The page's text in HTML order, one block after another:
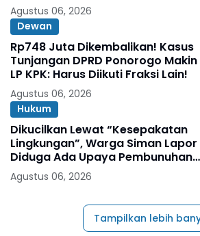
Agustus 06, 2026
Dewan
Rp748 Juta Dikembalikan! Kasus
Tunjangan DPRD Ponorogo
LP KPK: Harus Diikuti Fraksi Lain!
Agustus 06, 2026
Hukum
Dikucilkan Lewat “Kesepakatan
Lingkungan”, Warga Siman Lapor
Diduga Ada Upaya Pembunuhan
Karakter
Agustus 06, 2026
Tampilkan lebih